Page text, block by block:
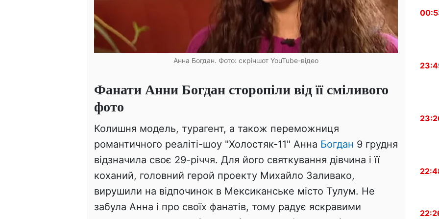
Анна Богдан. Фото: скріншот YouTube-відео
Фанати Анни Богдан сторопіли від її сміливого
фото
Колишня модель, турагент, а також переможниця
романтичного реаліті-шоу "Холостяк-11" Анна Богдан 9 грудня
відзначила своє 29-річчя. Для його святкування дівчина і її
коханий, головний герой проекту Михайло Заливако,
вирушили на відпочинок в Мексиканське місто Тулум. Не
забула Анна і про своїх фанатів, тому радує яскравими